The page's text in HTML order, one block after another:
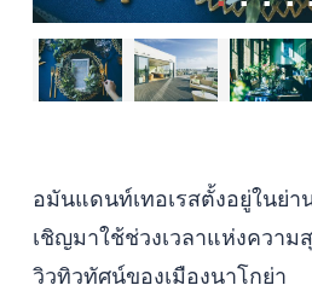
อมันแดนท์เทอเรสตั้งอยู่ในย่า
เชิญมาใช้ช่วงเวลาแห่งควา
วิวทิวทัศน์ของเมืองนาโกย่า